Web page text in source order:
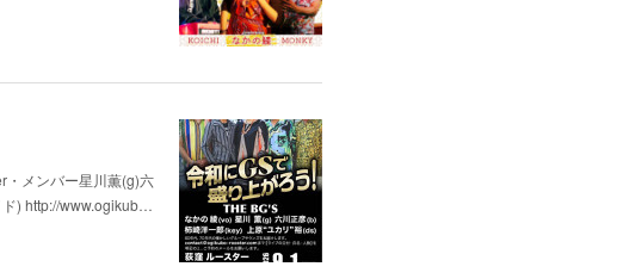
・メンバー星川薫(g)六
) http://www.ogikub…